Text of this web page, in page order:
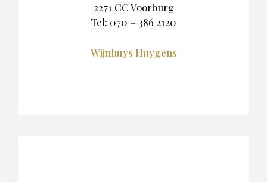
2271 CC Voorburg
Tel: 070 – 386 2120
Wijnhuys Huygens